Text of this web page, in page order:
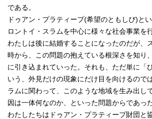
である。
ドゥアン・プラティープ(希望のともしび)と
ロントイ・スラムを中心に様々な社会事業を
わたしは後に結婚することになったのだが、
時から、この問題の抱えている根深さを知り
に引き込まれていった。それも、ただ単に「
いう、外見だけの現象にだけ目を向けるので
ラムに関わって、このような地域を生み出し
因は一体何なのか、といった問題からであった
わたしたちはドゥアン・プラティープ財団と